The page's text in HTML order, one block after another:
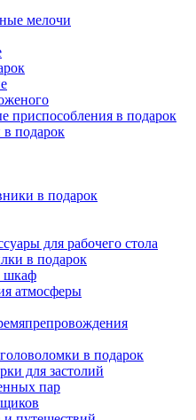
мелочи
приспособления в подарок
подарок
в подарок
для рабочего стола
в подарок
шкаф
атмосферы
в подарок
для застолий
пар